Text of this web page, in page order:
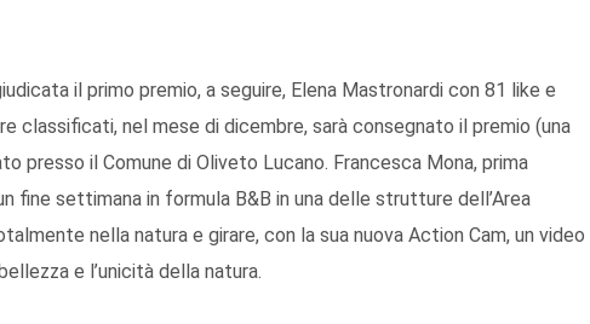
il primo premio, a seguire, Elena Mastronardi con 81 like e
classificati, nel mese di dicembre, sarà consegnato il premio (una
presso il Comune di Oliveto Lucano. Francesca Mona, prima
fine settimana in formula B&B in una delle strutture dell’Area
nella natura e girare, con la sua nuova Action Cam, un video
e l’unicità della natura.